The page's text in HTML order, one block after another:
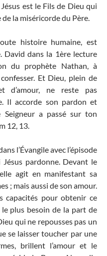
est le Fils de Dieu qui
la miséricorde du Père.
histoire humaine, est
David dans la 1ère lecture
du prophète Nathan, à
Et Dieu, plein de
d’amour, ne reste pas
Il accorde son pardon et
Seigneur a passé sur ton
12, 13.
l’Évangile avec l’épisode
pardonne. Devant le
agit en manifestant sa
; mais aussi de son amour.
capacités pour obtenir ce
plus besoin de la part de
qui ne repousses pas un
se laisser toucher par une
brillent l’amour et le